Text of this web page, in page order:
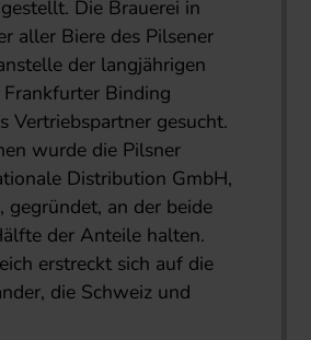
Die Brauerei in
aller Biere des Pilsener
der langjährigen
Binding
Vertriebspartner gesucht.
wurde die Pilsner
Distribution GmbH,
gegründet, an der beide
der Anteile halten.
erstreckt sich auf die
die Schweiz und